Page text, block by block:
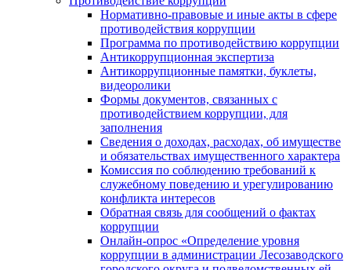
Нормативно-правовые и иные акты в сфере
противодействия коррупции
Программа по противодействию коррупции
Антикоррупционная экспертиза
Антикоррупционные памятки, буклеты,
видеоролики
Формы документов, связанных с
противодействием коррупции, для
заполнения
Сведения о доходах, расходах, об имуществе
и обязательствах имущественного характера
Комиссия по соблюдению требований к
служебному поведению и урегулированию
конфликта интересов
Обратная связь для сообщений о фактах
коррупции
Онлайн-опрос «Определение уровня
коррупции в администрации Лесозаводского